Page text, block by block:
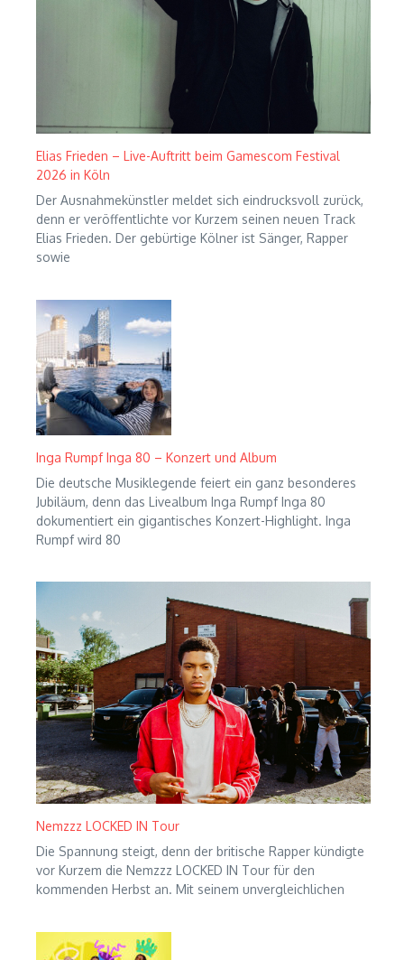
Elias Frieden – Live-Auftritt beim Gamescom Festival
2026 in Köln
Der Ausnahmekünstler meldet sich eindrucksvoll zurück,
denn er veröffentlichte vor Kurzem seinen neuen Track
Elias Frieden. Der gebürtige Kölner ist Sänger, Rapper
sowie
Inga Rumpf Inga 80 – Konzert und Album
Die deutsche Musiklegende feiert ein ganz besonderes
Jubiläum, denn das Livealbum Inga Rumpf Inga 80
dokumentiert ein gigantisches Konzert-Highlight. Inga
Rumpf wird 80
Nemzzz LOCKED IN Tour
Die Spannung steigt, denn der britische Rapper kündigte
vor Kurzem die Nemzzz LOCKED IN Tour für den
kommenden Herbst an. Mit seinem unvergleichlichen